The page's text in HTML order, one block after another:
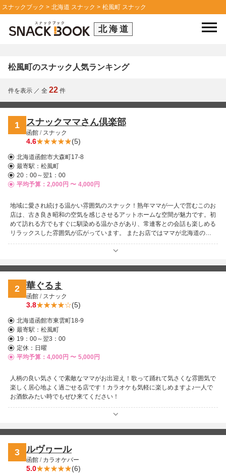
スナックブック 北海道 スナック 松風町 スナック
北海道
松風町のスナック人気ランキング
件を表示 ／ 全 22 件
1 スナックママさん倶楽部
函館 / スナック
4.6 (5)
北海道函館市大森町17-8
最寄駅： 松風町
20：00～翌1：00
平均予算：2,000円 〜 4,000円
地域に愛され続ける温かい雰囲気のスナック！熟年ママが一人で営むこのお
店は、古き良き昭和の空気を感じさせるアットホームな空間が魅力です。初
めて訪れる方でもすぐに馴染める温かさがあり、常連客との会話も楽しめる
リラックスした雰囲気が広がっています。 またお店ではママが北海道の食
材を使った絶品の手作り料理とこだわりのお酒をリーズナブルな価格で楽し
むことができるため、お財布に優しく安心して利用できます。ママの優しい
を過ごせます。また、観光や出張で函館を訪れた方にとっても、地元の人々
とのふれあいを楽しむ場としておすすめです。料金システムは明瞭で、安く
て美味しい料理とお酒を心ゆくまで堪能できるため、「また来たい」と思わ
せてくれるお店です。函館の夜を特別な思い出にしてくれるスナックとし
2 華ぐるま
函館 / スナック
3.8 (5)
北海道函館市東雲町18-9
最寄駅： 松風町
19：00～翌3：00
定休：日曜
平均予算：4,000円 〜 5,000円
人柄の良い気さくで素敵なママがお出迎え！歌って踊れて気さくな雰囲気で
楽しく居心地よく過ごせる店です！カラオケも気軽に楽しめますよ♪一人で
お酒飲みたい時でもぜひ来てください！
3 ルヴヮール
函館 / カラオケバー
5.0 (6)